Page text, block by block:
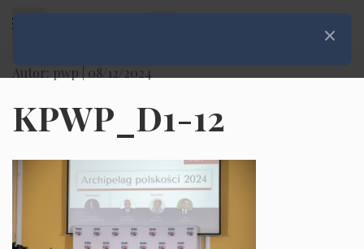
Autor: pwp | 08/12/2024
KPWP_D1-12
Zamknij